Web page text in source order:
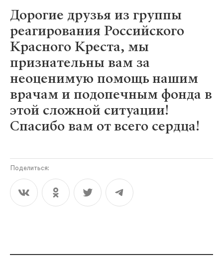
Дорогие друзья из группы
реагирования Российского
Красного Креста, мы
признательны вам за
неоценимую помощь нашим
врачам и подопечным фонда в
этой сложной ситуации!
Спасибо вам от всего сердца!
Поделиться: